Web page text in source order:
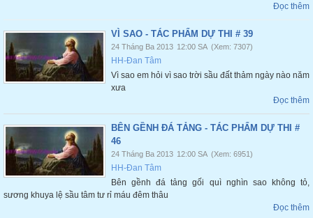
Đọc thêm
VÌ SAO - TÁC PHẨM DỰ THI # 39
24 Tháng Ba 2013 12:00 SA (Xem: 7307)
HH-Đan Tâm
Vì sao em hỏi vì sao trời sầu đất thảm ngày nào năm
xưa
Đọc thêm
BÊN GỀNH ĐÁ TẢNG - TÁC PHẨM DỰ THI #
46
24 Tháng Ba 2013 12:00 SA (Xem: 6951)
HH-Đan Tâm
Bên gềnh đá tảng gối quì nghìn sao không tỏ,
sương khuya lệ sầu tâm tư rỉ máu đêm thâu
Đọc thêm